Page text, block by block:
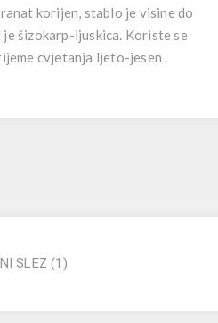
korijen, stablo je visine do
šizokarp-ljuskica. Koriste se
cvjetanja ljeto-jesen .
SLEZ (1)